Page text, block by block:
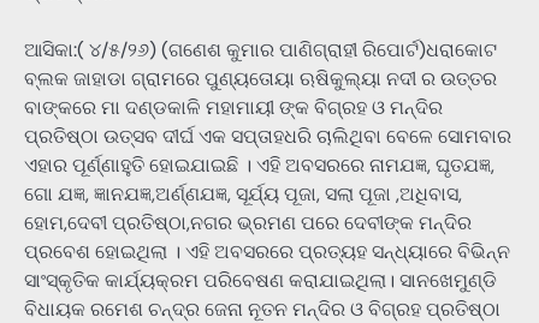
ଆସିକା:( ୪/୫/୨୬) (ଗଣେଶ କୁମାର ପାଣିଗ୍ରାହୀ ରିପୋର୍ଟ)ଧରାକୋଟ
ବ୍ଲକ ଜାହାଡା ଗ୍ରାମରେ ପୁଣ୍ୟତୋୟା ଋଷିକୁଲ୍ୟା ନଦୀ ର ଉତ୍ତର
ବାଙ୍କରେ ମା ଦଣ୍ଡକାଳି ମହାମାୟୀ ଙ୍କ ବିଗ୍ରହ ଓ ମନ୍ଦିର
ପ୍ରତିଷ୍ଠା ଉତ୍ସବ ଦୀର୍ଘ ଏକ ସପ୍ତାହଧରି ଚାଲିଥିବା ବେଳେ ସୋମବାର
ଏହାର ପୂର୍ଣ୍ଣାହୁତି ହୋଇଯାଇଛି । ଏହି ଅବସରରେ ନାମଯଜ୍ଞ, ଘୃତଯଜ୍ଞ,
ଗୋ ଯଜ୍ଞ, ଜ୍ଞାନଯଜ୍ଞ,ଅର୍ଣ୍ଣଯଜ୍ଞ, ସୂର୍ଯ୍ୟ ପୂଜା, ସଲା ପୂଜା ,ଅଧିବାସ,
ହୋମ,ଦେବୀ ପ୍ରତିଷ୍ଠା,ନଗର ଭ୍ରମଣ ପରେ ଦେବୀଙ୍କ ମନ୍ଦିର
ପ୍ରବେଶ ହୋଇଥିଲା । ଏହି ଅବସରରେ ପ୍ରତ୍ୟହ ସନ୍ଧ୍ୟାରେ ବିଭିନ୍ନ
ସାଂସ୍କୃତିକ କାର୍ଯ୍ୟକ୍ରମ ପରିବେଷଣ କରାଯାଇଥିଲା। ସାନଖେମୁଣ୍ଡି
ବିଧାୟକ ରମେଶ ଚନ୍ଦ୍ର ଜେନା ନୂତନ ମନ୍ଦିର ଓ ବିଗ୍ରହ ପ୍ରତିଷ୍ଠା